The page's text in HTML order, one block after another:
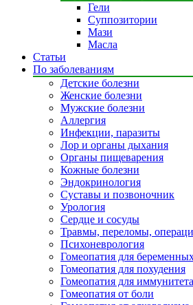
Гели
Суппозитории
Мази
Масла
Статьи
По заболеваниям
Детские болезни
Женские болезни
Мужские болезни
Аллергия
Инфекции, паразиты
Лор и органы дыхания
Органы пищеварения
Кожные болезни
Эндокринология
Суставы и позвоночник
Урология
Сердце и сосуды
Травмы, переломы,
Психоневрология
Гомеопатия для
Гомеопатия для похудения
Гомеопатия для иммунитета
Гомеопатия от боли